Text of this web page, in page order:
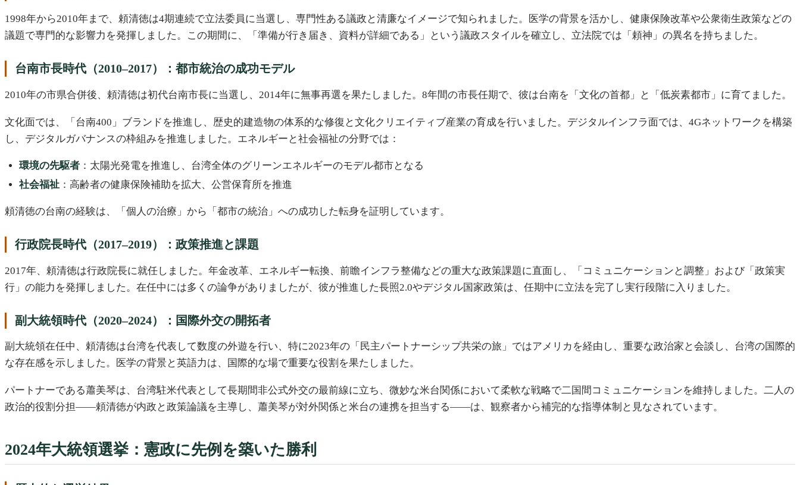
1998年から2010年まで、頼清徳は4期連続で立法委員に当選し、専門性ある議政と清廉なイメージで知られました。医学の背景を活かし、健康保険改革や公衆衛生政策などの
議題で専門的な影響力を発揮しました。この期間に、「準備が行き届き、資料が詳細である」という議政スタイルを確立し、立法院では「頼神」の異名を持ちました。
台南市長時代（2010–2017）：都市統治の成功モデル
2010年の市県合併後、頼清徳は初代台南市長に当選し、2014年に無事再選を果たしました。8年間の市長任期で、彼は台南を「文化の首都」と「低炭素都市」に育てました。
文化面では、「台南400」ブランドを推進し、歴史的建造物の体系的な修復と文化クリエイティブ産業の育成を行いました。デジタルインフラ面では、4Gネットワークを構築
し、デジタルガバナンスの枠組みを推進しました。エネルギーと社会福祉の分野では：
環境の先駆者 ：太陽光発電を推進し、台湾全体のグリーンエネルギーのモデル都市となる
社会福祉 ：高齢者の健康保険補助を拡大、公営保育所を推進
頼清徳の台南の経験は、「個人の治療」から「都市の統治」への成功した転身を証明しています。
行政院長時代（2017–2019）：政策推進と課題
2017年、頼清徳は行政院長に就任しました。年金改革、エネルギー転換、前瞻インフラ整備などの重大な政策課題に直面し、「コミュニケーションと調整」および「政策実
行」の能力を発揮しました。在任中には多くの論争がありましたが、彼が推進した長照2.0やデジタル国家政策は、任期中に立法を完了し実行段階に入りました。
副大統領時代（2020–2024）：国際外交の開拓者
副大統領在任中、頼清徳は台湾を代表して数度の外遊を行い、特に2023年の「民主パートナーシップ共栄の旅」ではアメリカを経由し、重要な政治家と会談し、台湾の国際的
な存在感を示しました。医学の背景と英語力は、国際的な場で重要な役割を果たしました。
パートナーである蕭美琴は、台湾駐米代表として長期間非公式外交の最前線に立ち、微妙な米台関係において柔軟な戦略で二国間コミュニケーションを維持しました。二人の
政治的役割分担――頼清徳が内政と政策論議を主導し、蕭美琴が対外関係と米台の連携を担当する――は、観察者から補完的な指導体制と見なされています。
2024年大統領選挙：憲政に先例を築いた勝利